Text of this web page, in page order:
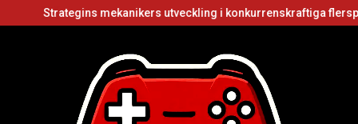
mekanikers utveckling i konkurrenskraftiga